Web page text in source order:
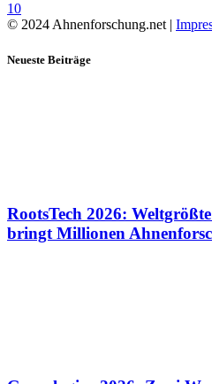
10
© 2024 Ahnenforschung.net |
Neueste Beiträge
RootsTech 2026:
bringt Millionen